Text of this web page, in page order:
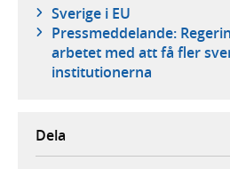
Sverige i EU
Pressmeddelande:
arbetet med att få fler
institutionerna
Dela